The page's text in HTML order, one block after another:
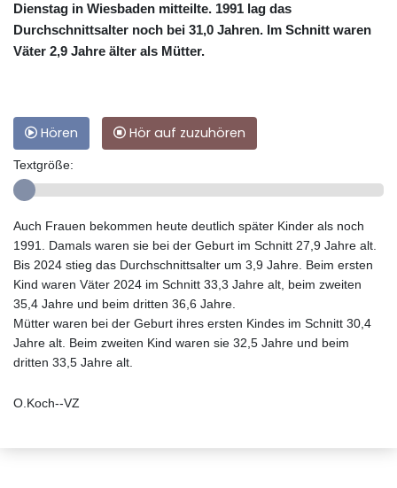
Dienstag in Wiesbaden mitteilte. 1991 lag das
Durchschnittsalter noch bei 31,0 Jahren. Im Schnitt waren
Väter 2,9 Jahre älter als Mütter.
Hören Hör auf zuzuhören
Textgröße:
Auch Frauen bekommen heute deutlich später Kinder als noch
1991. Damals waren sie bei der Geburt im Schnitt 27,9 Jahre alt.
Bis 2024 stieg das Durchschnittsalter um 3,9 Jahre. Beim ersten
Kind waren Väter 2024 im Schnitt 33,3 Jahre alt, beim zweiten
35,4 Jahre und beim dritten 36,6 Jahre.
Mütter waren bei der Geburt ihres ersten Kindes im Schnitt 30,4
Jahre alt. Beim zweiten Kind waren sie 32,5 Jahre und beim
dritten 33,5 Jahre alt.
O.Koch--VZ